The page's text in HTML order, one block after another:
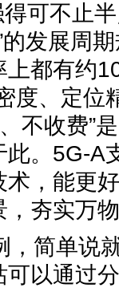
可不止
发展周
都有约
度、定位
不收费”
。5G-A
，能更
夯实万
，简单说
以通过